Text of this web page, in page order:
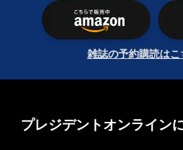
雑誌の予約購読はこ
プレジデントオンライン